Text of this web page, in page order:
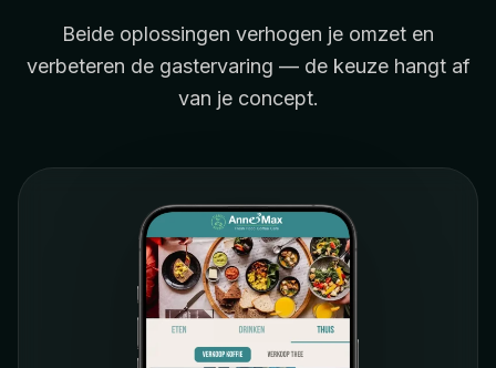
Beide oplossingen verhogen je omzet en
verbeteren de gastervaring — de keuze hangt af
van je concept.